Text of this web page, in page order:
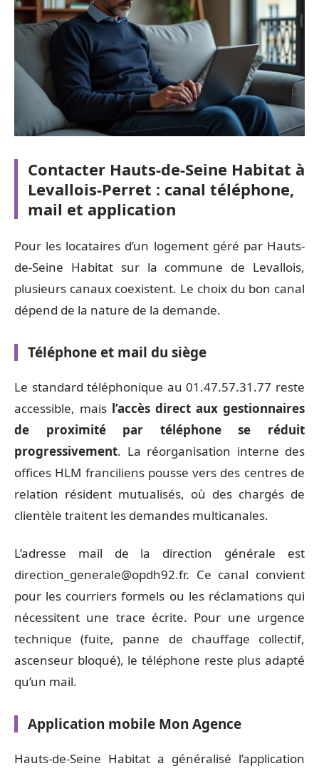
Contacter Hauts-de-Seine Habitat à
Levallois-Perret : canal téléphone,
mail et application
Pour les locataires d’un logement géré par Hauts-
de-Seine Habitat sur la commune de Levallois,
plusieurs canaux coexistent. Le choix du bon canal
dépend de la nature de la demande.
Téléphone et mail du siège
Le standard téléphonique au 01.47.57.31.77 reste
accessible, mais l’accès direct aux gestionnaires
de proximité par téléphone se réduit
progressivement. La réorganisation interne des
offices HLM franciliens pousse vers des centres de
relation résident mutualisés, où des chargés de
clientèle traitent les demandes multicanales.
L’adresse mail de la direction générale est
direction_generale@opdh92.fr. Ce canal convient
pour les courriers formels ou les réclamations qui
nécessitent une trace écrite. Pour une urgence
technique (fuite, panne de chauffage collectif,
ascenseur bloqué), le téléphone reste plus adapté
qu’un mail.
Application mobile Mon Agence
Hauts-de-Seine Habitat a généralisé l’application